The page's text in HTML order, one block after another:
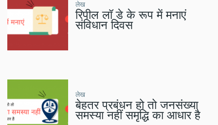
लेख
रिपील लॉ डे के रूप में मनाएं
संविधान दिवस
लेख
बेहतर प्रबंधन हो तो जनसंख्या
समस्या नहीं समृद्धि का आधार है